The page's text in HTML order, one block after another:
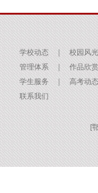
学校动态 ｜
校园风光
管理体系
｜ 作品欣赏
学生服务
｜ 高考动态
联系我们
[